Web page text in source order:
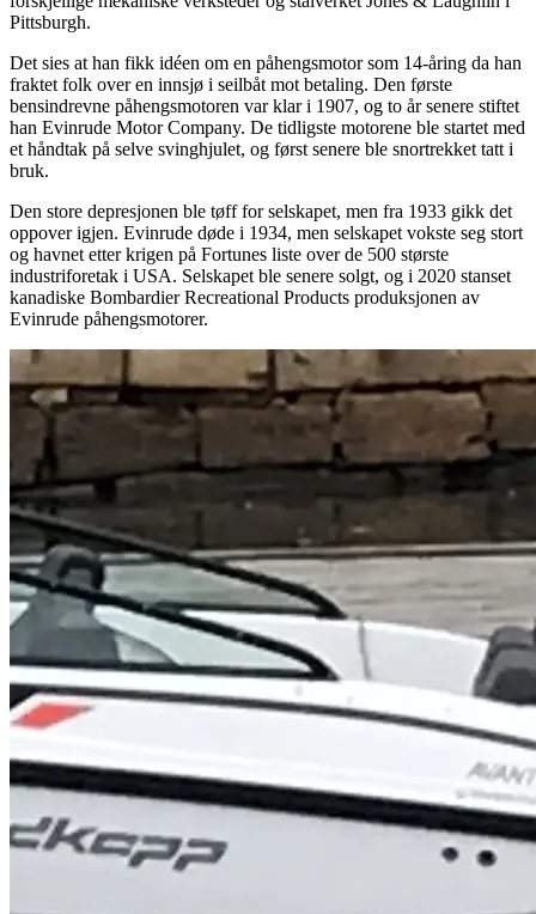
Pittsburgh.
Det sies at han fikk idéen om en påhengsmotor som 14-åring da han
fraktet folk over en innsjø i seilbåt mot betaling. Den første
bensindrevne påhengsmotoren var klar i 1907, og to år senere stiftet
han Evinrude Motor Company. De tidligste motorene ble startet med
et håndtak på selve svinghjulet, og først senere ble snortrekket tatt i
bruk.
Den store depresjonen ble tøff for selskapet, men fra 1933 gikk det
oppover igjen. Evinrude døde i 1934, men selskapet vokste seg stort
og havnet etter krigen på Fortunes liste over de 500 største
industriforetak i USA. Selskapet ble senere solgt, og i 2020 stanset
kanadiske Bombardier Recreational Products produksjonen av
Evinrude påhengsmotorer.